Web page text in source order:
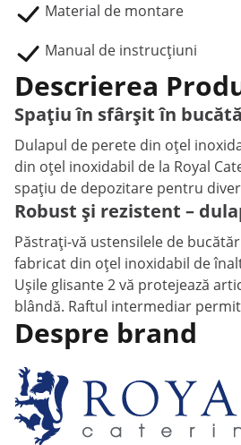
Material de montare
Manual de instrucțiuni
Descrierea
Spațiu în sfârșit în
Dulapul de perete din oțel
din oțel inoxidabil de la Royal
spațiu de depozitare pentru
Robust și rezistent –
Păstrați-vă ustensilele de
fabricat din oțel inoxidabil de
Ușile glisante 2 vă protejează
blândă. Raftul intermediar
Despre brand